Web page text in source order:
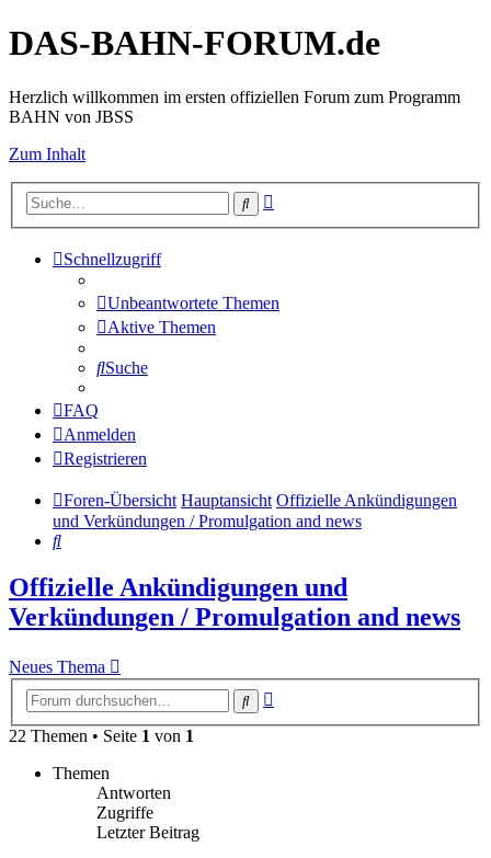
DAS-BAHN-FORUM.de
Herzlich willkommen im ersten offiziellen Forum zum Programm
BAHN von JBSS
Zum Inhalt
Suche
Schnellzugriff
Unbeantwortete Themen
Aktive Themen
Suche
FAQ
Anmelden
Registrieren
Foren-Übersicht Hauptansicht Offizielle Ankündigungen
und Verkündungen / Promulgation and news
Suche
Offizielle Ankündigungen und
Verkündungen / Promulgation and news
Neues Thema
Suche
22 Themen • Seite 1 von 1
Themen
Antworten
Zugriffe
Letzter Beitrag